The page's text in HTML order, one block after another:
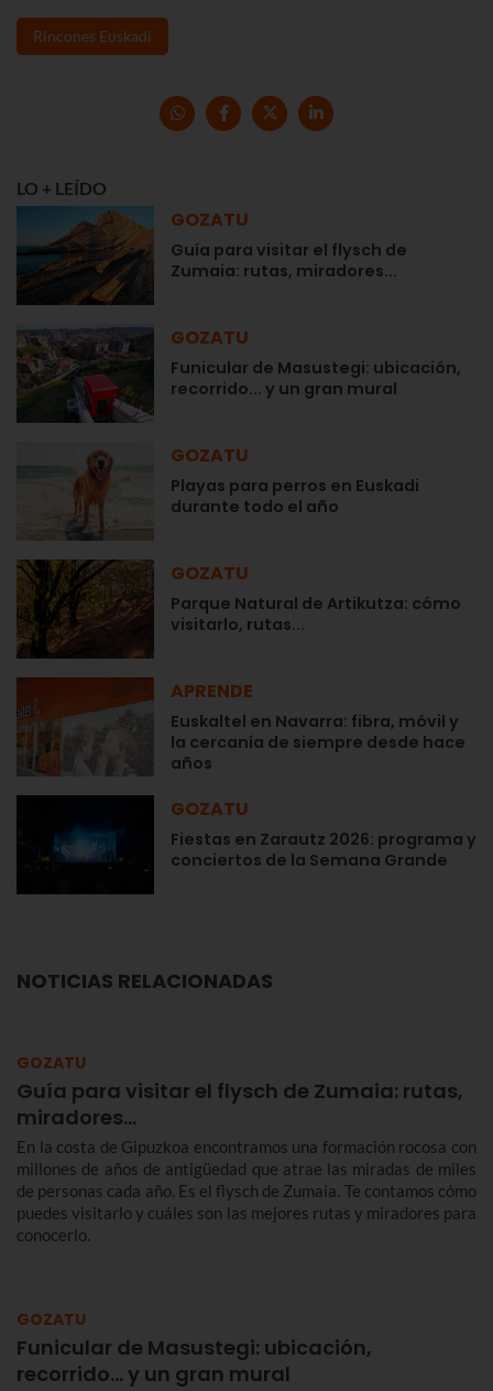
Rincones Euskadi
LO + LEÍDO
GOZATU
Guía para visitar el flysch de
Zumaia: rutas, miradores...
GOZATU
Funicular de Masustegi: ubicación,
recorrido... y un gran mural
GOZATU
Playas para perros en Euskadi
durante todo el año
GOZATU
Parque Natural de Artikutza: cómo
visitarlo, rutas...
APRENDE
Euskaltel en Navarra: fibra, móvil y
la cercanía de siempre desde hace
años
GOZATU
Fiestas en Zarautz 2026: programa y
conciertos de la Semana Grande
NOTICIAS RELACIONADAS
GOZATU
Guía para visitar el flysch de Zumaia: rutas,
miradores...
En la costa de Gipuzkoa encontramos una formación rocosa con
millones de años de antigüedad que atrae las miradas de miles
de personas cada año. Es el flysch de Zumaia. Te contamos cómo
puedes visitarlo y cuáles son las mejores rutas y miradores para
conocerlo.
GOZATU
Funicular de Masustegi: ubicación,
recorrido... y un gran mural